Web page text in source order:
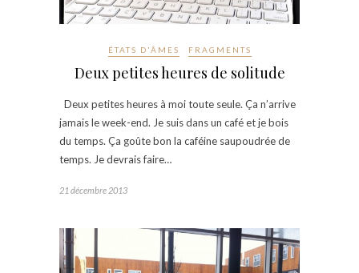
ÉTATS D'ÂMES FRAGMENTS
Deux petites heures de solitude
Deux petites heures à moi toute seule. Ça n’arrive
jamais le week-end. Je suis dans un café et je bois
du temps. Ça goûte bon la caféine saupoudrée de
temps. Je devrais faire…
21 décembre 2013